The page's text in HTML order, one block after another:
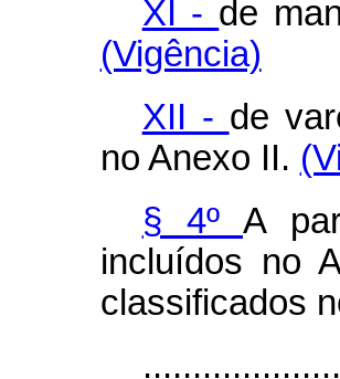
XI - de
(Vigência)
XII - de
no Anexo II.
§ 4º A
incluídos no
classificados